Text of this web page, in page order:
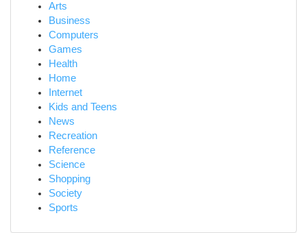
Arts
Business
Computers
Games
Health
Home
Internet
Kids and Teens
News
Recreation
Reference
Science
Shopping
Society
Sports